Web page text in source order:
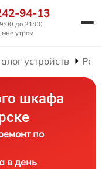
94-13
до 21:00
мне утром
устройств
шкафа
по
в день